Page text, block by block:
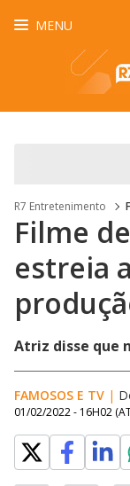
MENU
R7 Entretenimento
Filme
estreia
Atriz disse que
FAMOSOS E TV |
01/02/2022 - 16H02